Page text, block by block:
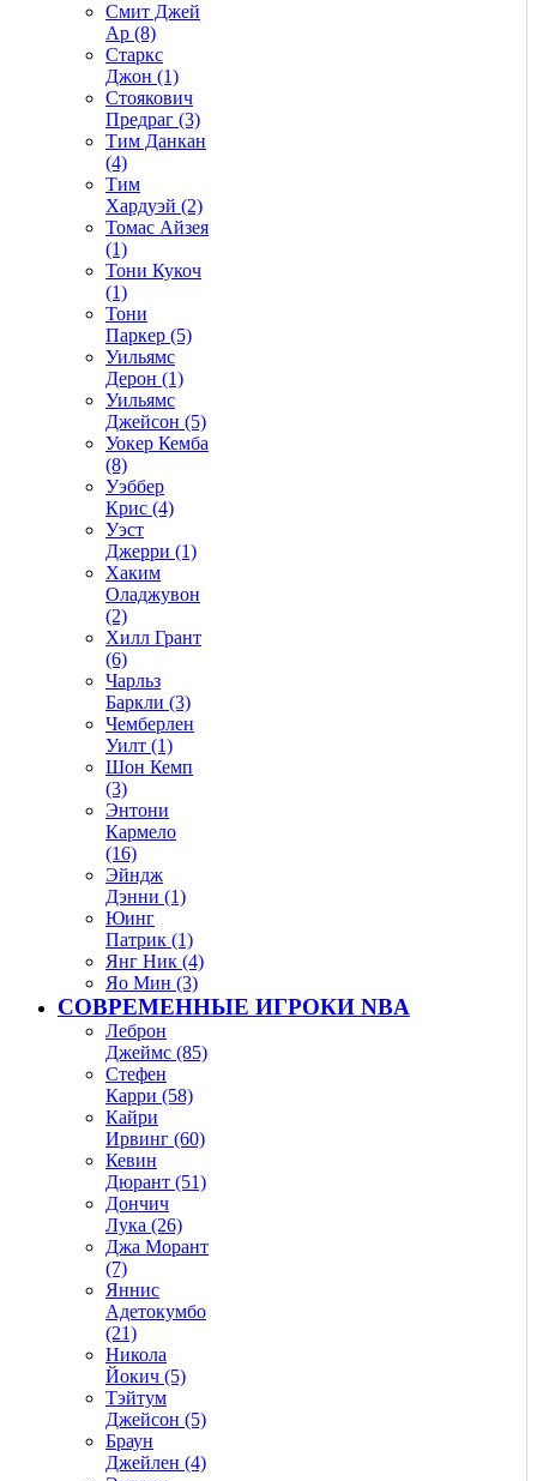
Смит Джей
Ар (8)
Старкс
Джон (1)
Стоякович
Предраг (3)
Тим Данкан
(4)
Тим
Хардуэй (2)
Томас Айзея
(1)
Тони Кукоч
(1)
Тони
Паркер (5)
Уильямс
Дерон (1)
Уильямс
Джейсон (5)
Уокер Кемба
(8)
Уэббер
Крис (4)
Уэст
Джерри (1)
Хаким
Оладжувон
(2)
Хилл Грант
(6)
Чарльз
Баркли (3)
Чемберлен
Уилт (1)
Шон Кемп
(3)
Энтони
Кармело
(16)
Эйндж
Дэнни (1)
Юинг
Патрик (1)
Янг Ник (4)
Яо Мин (3)
СОВРЕМЕННЫЕ ИГРОКИ NBA
Леброн
Джеймс (85)
Стефен
Карри (58)
Кайри
Ирвинг (60)
Кевин
Дюрант (51)
Дончич
Лука (26)
Джа Морант
(7)
Яннис
Адетокумбо
(21)
Никола
Йокич (5)
Тэйтум
Джейсон (5)
Браун
Джейлен (4)